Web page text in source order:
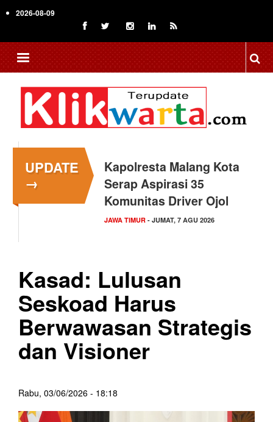
to
content
2026-08-09
UPDATE
→
Kapolresta Malang Kota
Serap Aspirasi 35
Komunitas Driver Ojol
JAWA TIMUR - JUMAT, 7 AGU 2026
Kasad: Lulusan
Seskoad Harus
Berwawasan Strategis
dan Visioner
Rabu, 03/06/2026 - 18:18